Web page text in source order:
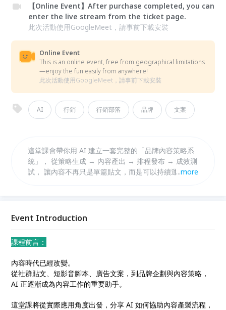
【Online Event】After purchase completed, you can
enter the live stream from the ticket page.
此次活動使用GoogleMeet，請事前下載安裝
Online Event
This is an online event, free from geographical limitations
—enjoy the fun easily from anywhere!
此次活動使用GoogleMeet，請事前下載安裝
AI 行銷 行銷部落 品牌 文案
這堂課會帶你用 AI 建立一套完整的「品牌內容策略系
統」， 從策略生成 → 內容產出 → 排程發布 → 成效測
試， 讓內容不再只是單篇貼文，而是可以持續運作的
...more
Event Introduction
課程前言：
內容時代已經改變。
從社群貼文、短影音腳本、廣告文案，到品牌企劃與內容策略，
AI 正逐漸成為內容工作的重要助手。
這堂課將從實際應用角度出發，分享 AI 如何協助內容產製流程，